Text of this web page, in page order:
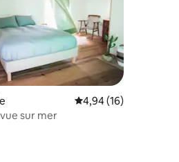
de 10 commentaires : 4,9 sur 5
Évaluation moyenne
4,94 (16)
sur mer